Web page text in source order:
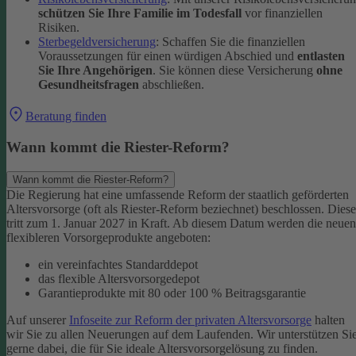
schützen Sie Ihre Familie im Todesfall vor finanziellen
Risiken.
Sterbegeldversicherung: Schaffen Sie die finanziellen
Voraussetzungen für einen würdigen Abschied und entlasten
Sie Ihre Angehörigen. Sie können diese Versicherung ohne
Gesundheitsfragen abschließen.
Beratung finden
Wann kommt die Riester-Reform?
Wann kommt die Riester-Reform?
Die Regierung hat eine umfassende Reform der staatlich geförderten
Altersvorsorge (oft als Riester-Reform beziechnet) beschlossen. Diese
tritt zum 1. Januar 2027 in Kraft. Ab diesem Datum werden die
flexibleren Vorsorgeprodukte angeboten:
ein vereinfachtes Standarddepot
das flexible Altersvorsorgedepot
Garantieprodukte mit 80 oder 100 % Beitragsgarantie
Auf unserer Infoseite zur Reform der privaten Altersvorsorge halten
wir Sie zu allen Neuerungen auf dem Laufenden. Wir unterstützen
gerne dabei, die für Sie ideale Altersvorsorgelösung zu finden.